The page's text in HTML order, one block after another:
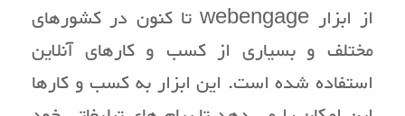
از ابزار webengage تا کنون در کشورهای
مختلف و بسیاری از کسب و کارهای آنلاین
استفاده شده است. این ابزار به کسب و کارها